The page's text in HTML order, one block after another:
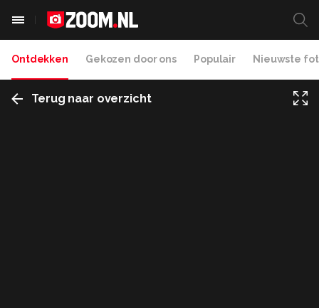
Ontdekken Gekozen door ons Populair Nieuwste
Terug naar overzicht